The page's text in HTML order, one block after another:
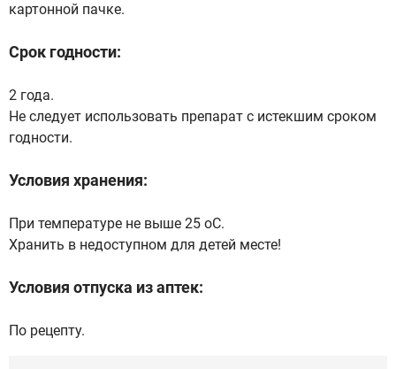
картонной пачке.
Срок годности:
2 года.
Не следует использовать препарат с истекшим сроком
годности.
Условия хранения:
При температуре не выше 25 оС.
Хранить в недоступном для детей месте!
Условия отпуска из аптек:
По рецепту.